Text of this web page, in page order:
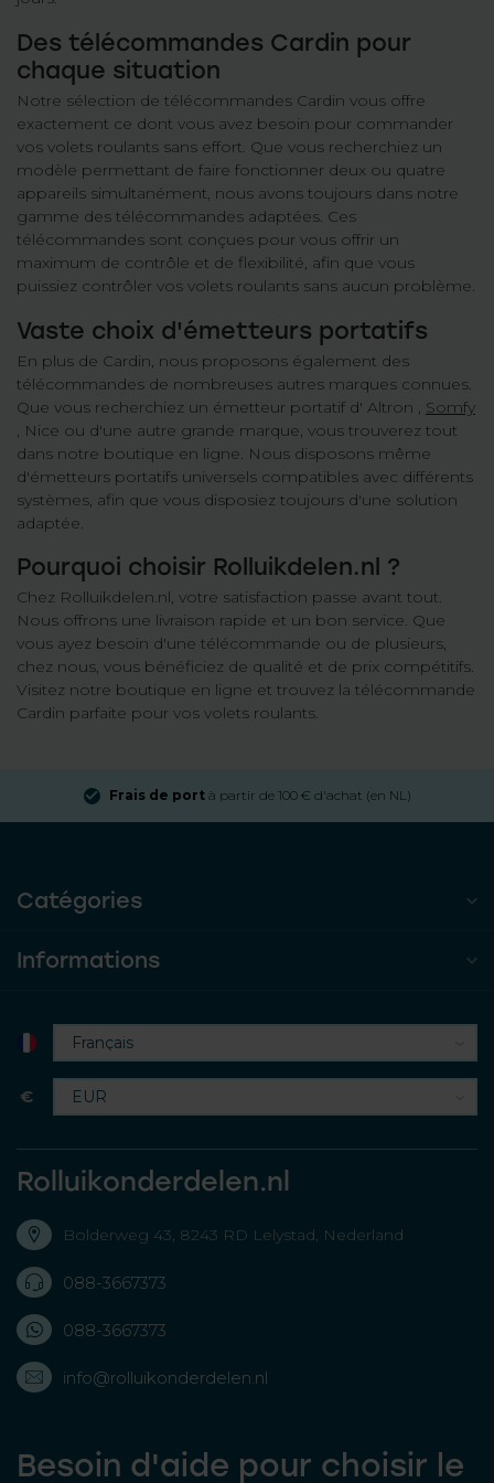
Des télécommandes Cardin pour
chaque situation
Notre sélection de télécommandes Cardin vous offre
exactement ce dont vous avez besoin pour commander
vos volets roulants sans effort. Que vous recherchiez un
modèle permettant de faire fonctionner deux ou quatre
appareils simultanément, nous avons toujours dans notre
gamme des télécommandes adaptées. Ces
télécommandes sont conçues pour vous offrir un
maximum de contrôle et de flexibilité, afin que vous
puissiez contrôler vos volets roulants sans aucun problème.
Vaste choix d'émetteurs portatifs
En plus de Cardin, nous proposons également des
télécommandes de nombreuses autres marques connues.
Que vous recherchiez un émetteur portatif d' Altron , Somfy
, Nice ou d'une autre grande marque, vous trouverez tout
dans notre boutique en ligne. Nous disposons même
d'émetteurs portatifs universels compatibles avec différents
systèmes, afin que vous disposiez toujours d'une solution
adaptée.
Pourquoi choisir Rolluikdelen.nl ?
Chez Rolluikdelen.nl, votre satisfaction passe avant tout.
Nous offrons une livraison rapide et un bon service. Que
vous ayez besoin d'une télécommande ou de plusieurs,
chez nous, vous bénéficiez de qualité et de prix compétitifs.
Visitez notre boutique en ligne et trouvez la télécommande
Cardin parfaite pour vos volets roulants.
Frais de portà partir de 100 € d'achat (en NL)
Catégories
Informations
€
Rolluikonderdelen.nl
Bolderweg 43, 8243 RD Lelystad, Nederland
088-3667373
088-3667373
info@rolluikonderdelen.nl
Besoin d'aide pour choisir le